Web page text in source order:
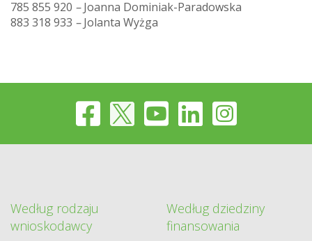
785 855 920 –Joanna Dominiak-Paradowska
883 318 933 –Jolanta Wyżga
Według rodzaju
wnioskodawcy
Według dziedziny
finansowania